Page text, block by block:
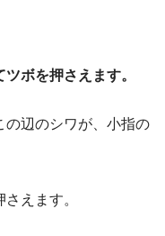
ボを押さえます。
の辺のシワが、小指の
えます。